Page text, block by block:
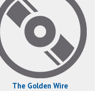
The Golden Wire